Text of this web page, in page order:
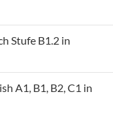
Stufe B1.2 in
A1, B1, B2, C1 in